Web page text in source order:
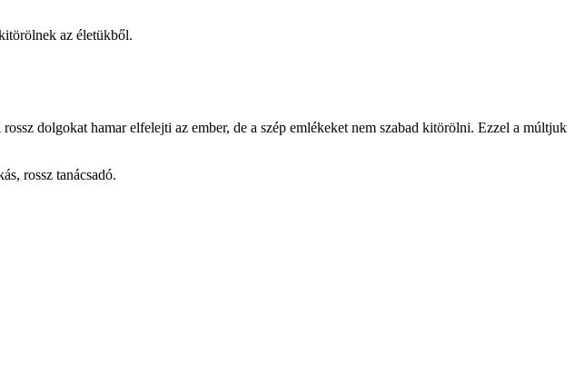
az életükből.
dolgokat hamar elfelejti az ember, de a szép emlékeket nem szabad kitörölni. Ezzel a múltjuk
rossz tanácsadó.